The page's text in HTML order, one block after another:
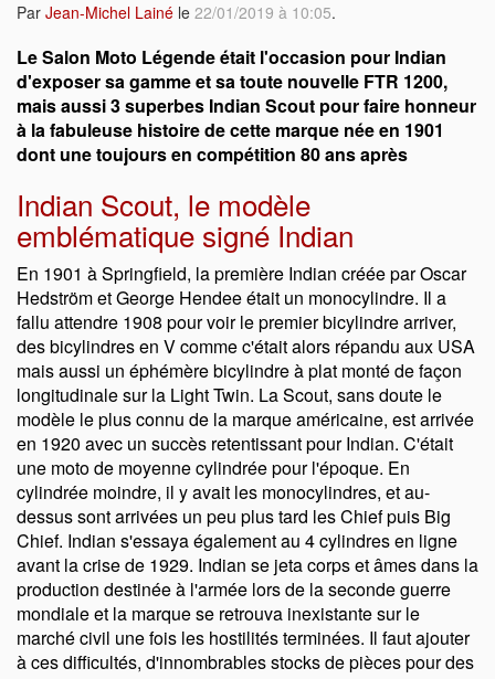
Par Jean-Michel Lainé le 22/01/2019 à 10:05.
Le Salon Moto Légende était l'occasion pour Indian
d'exposer sa gamme et sa toute nouvelle FTR 1200,
mais aussi 3 superbes Indian Scout pour faire honneur
à la fabuleuse histoire de cette marque née en 1901
dont une toujours en compétition 80 ans après
Indian Scout, le modèle
emblématique signé Indian
En 1901 à Springfield, la première Indian créée par Oscar
Hedström et George Hendee était un monocylindre. Il a
fallu attendre 1908 pour voir le premier bicylindre arriver,
des bicylindres en V comme c'était alors répandu aux USA
mais aussi un éphémère bicylindre à plat monté de façon
longitudinale sur la Light Twin. La Scout, sans doute le
modèle le plus connu de la marque américaine, est arrivée
en 1920 avec un succès retentissant pour Indian. C'était
une moto de moyenne cylindrée pour l'époque. En
cylindrée moindre, il y avait les monocylindres, et au-
dessus sont arrivées un peu plus tard les Chief puis Big
Chief. Indian s'essaya également au 4 cylindres en ligne
avant la crise de 1929. Indian se jeta corps et âmes dans la
production destinée à l'armée lors de la seconde guerre
mondiale et la marque se retrouva inexistante sur le
marché civil une fois les hostilités terminées. Il faut ajouter
à ces difficultés, d'innombrables stocks de pièces pour des